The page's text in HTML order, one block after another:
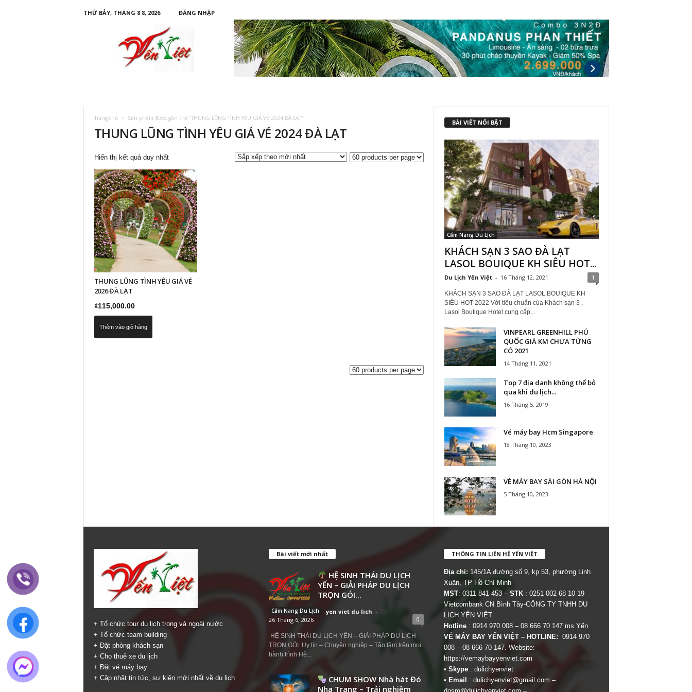
THỨ BẢY, THÁNG 8 8, 2026
ĐĂNG NHẬP
Trang chủ Sản phẩm được gắn thẻ “THUNG LŨNG TÌNH YÊU GIÁ VÉ 2024 ĐÀ LẠT”
THUNG LŨNG TÌNH YÊU GIÁ VÉ 2024 ĐÀ LẠT
Hiển thị kết quả duy nhất
THUNG LŨNG TÌNH YÊU GIÁ VÉ
2026 ĐÀ LẠT
₫115,000.00
Thêm vào giỏ hàng
BÀI VIẾT NỔI BẬT
Cẩm Nang Du Lịch
KHÁCH SẠN 3 SAO ĐÀ LẠT
LASOL BOUIQUE KH SIÊU HOT...
Du Lịch Yến Việt - 16 Tháng 12, 2021 1
KHÁCH SẠN 3 SAO ĐÀ LẠT LASOL BOUIQUE KH
SIÊU HOT 2022 Với tiêu chuẩn của Khách sạn 3 ,
Lasol Boutique Hotel cung cấp...
VINPEARL GREENHILL PHÚ
QUỐC GIÁ KM CHƯA TỪNG
CÓ 2021
14 Tháng 11, 2021
Top 7 địa danh không thể bỏ
qua khi du lịch...
16 Tháng 5, 2019
Vé máy bay Hcm Singapore
18 Tháng 10, 2023
VÉ MÁY BAY SÀI GÒN HÀ NỘI
5 Tháng 10, 2023
+ Tổ chức tour du lịch trong và ngoài nước
+ Tổ chức team building
+ Đặt phòng khách sạn
+ Cho thuê xe du lịch
+ Đặt vé máy bay
+ Cập nhật tin tức, sự kiện mới nhất về du lịch
Bài viết mới nhất
HỆ SINH THÁI DU LỊCH
YẾN – GIẢI PHÁP DU LỊCH
TRỌN GÓI...
Cẩm Nang Du Lịch yen viet du lich -
26 Tháng 6, 2026
0
HỆ SINH THÁI DU LỊCH YẾN – GIẢI PHÁP DU LỊCH
TRỌN GÓI Uy tín – Chuyên nghiệp – Tận tâm trên mọi
hành trình Hệ...
CHUM SHOW Nhà hát Đó
Nha Trang – Trải nghiệm
THÔNG TIN LIÊN HỆ YẾN VIỆT
Địa chỉ: 145/1A đường số 9, kp 53, phường Linh
Xuân, TP Hồ Chí Minh
MST: 0311 841 453 – STK: 0251 002 68 10 19
Vietcombank CN Bình Tây-CÔNG TY TNHH DU
LỊCH YẾN VIỆT
Hotline : 0914 970 008 – 08 666 70 147 ms Yến
VÉ MÁY BAY YẾN VIỆT – HOTLINE: 0914 970
008 – 08 666 70 147. Website:
https://vemaybayyenviet.com
• Skype: dulichyenviet
• Email : dulichyenviet@gmail.com –